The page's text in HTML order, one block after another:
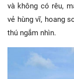
và không có rêu,
vẻ hùng vĩ, hoang
thú ngắm nhìn.